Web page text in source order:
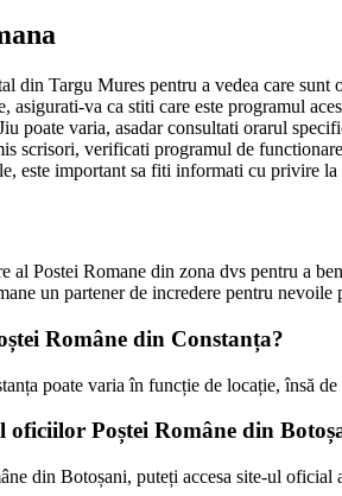
Targu Mures pentru a vedea care sunt
asigurati-va ca stiti care este programul
poate varia, asadar consultati orarul
scrisori, verificati programul de
este important sa fiti informati cu privire
al Postei Romane din zona dvs pentru a
un partener de incredere pentru
Române din Constanța?
poate varia în funcție de locație, însă
Poștei Române din
din Botoșani, puteți accesa site-ul